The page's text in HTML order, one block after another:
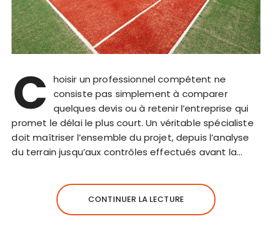
C hoisir un professionnel compétent ne
consiste pas simplement à comparer
quelques devis ou à retenir l’entreprise qui
promet le délai le plus court. Un véritable spécialiste
doit maîtriser l’ensemble du projet, depuis l’analyse
du terrain jusqu’aux contrôles effectués avant la…
CONTINUER LA LECTURE